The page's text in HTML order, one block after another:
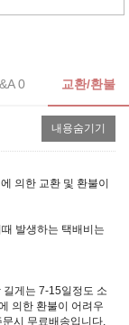
0 교환/환불
내용숨기기
의한 교환 및 환불이
발생하는 택배비는
게는 7-15일정도 소
의한 환불이 어려우
시 무료배송입니다.